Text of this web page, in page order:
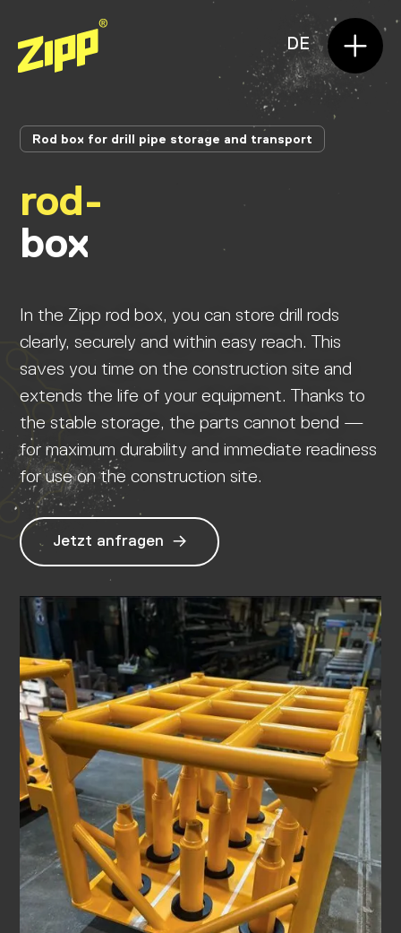
DE
Rod box for drill pipe storage and transport
rod-
box
In the Zipp rod box, you can store drill rods
clearly, securely and within easy reach. This
saves you time on the construction site and
extends the life of your equipment. Thanks to
the stable storage, the parts cannot bend —
for maximum durability and immediate readiness
for use on the construction site.
Jetzt anfragen